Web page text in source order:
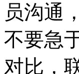
员沟通
不要急
对比，